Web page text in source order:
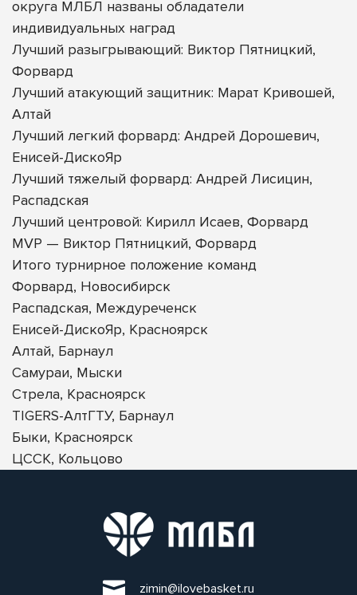
округа МЛБЛ названы обладатели
индивидуальных наград
Лучший разыгрывающий: Виктор Пятницкий,
Форвард
Лучший атакующий защитник: Марат Кривошей,
Алтай
Лучший легкий форвард: Андрей Дорошевич,
Енисей-ДискоЯр
Лучший тяжелый форвард: Андрей Лисицин,
Распадская
Лучший центровой: Кирилл Исаев, Форвард
MVP — Виктор Пятницкий, Форвард
Итого турнирное положение команд
Форвард, Новосибирск
Распадская, Междуреченск
Енисей-ДискоЯр, Красноярск
Алтай, Барнаул
Самураи, Мыски
Стрела, Красноярск
TIGERS-АлтГТУ, Барнаул
Быки, Красноярск
ЦССК, Кольцово
zimin@ilovebasket.ru